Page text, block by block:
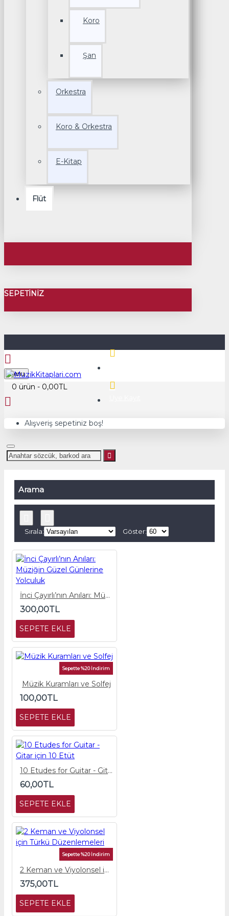
Koro
Şan
Orkestra
Koro & Orkestra
E-Kitap
Flüt
SEPETINIZ
Menu
0 ürün - 0,00TL
Alışveriş sepetiniz boş!
Arama
Sırala: Göster:
İnci Çayırlı’nın Anıları: Müziğin Güzel Günlerine Yolculuk
300,00TL
SEPETE EKLE
Sepette %20 İndirim
Müzik Kuramları ve Solfej
100,00TL
SEPETE EKLE
10 Etudes for Guitar - Gitar için 10 Etüt
60,00TL
SEPETE EKLE
Sepette %20 İndirim
2 Keman ve Viyolonsel için Türkü Düzenlemeleri
375,00TL
SEPETE EKLE